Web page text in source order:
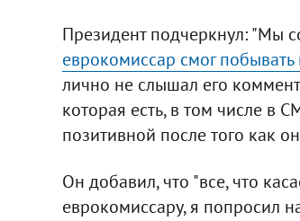
Президент подчеркнул: "Мы
еврокомиссар смог
лично не слышал его
которая есть, в том числе в
позитивной после того как
Он добавил, что "все, что
еврокомиссару, я попросил